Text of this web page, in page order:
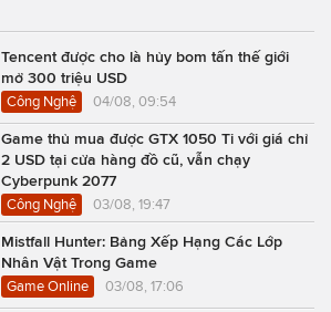
Tencent được cho là hủy bom tấn thế giới
mở 300 triệu USD
Công Nghệ 04/08, 09:54
Game thủ mua được GTX 1050 Ti với giá chỉ
2 USD tại cửa hàng đồ cũ, vẫn chạy
Cyberpunk 2077
Công Nghệ 03/08, 19:47
Mistfall Hunter: Bảng Xếp Hạng Các Lớp
Nhân Vật Trong Game
Game Online 03/08, 17:06